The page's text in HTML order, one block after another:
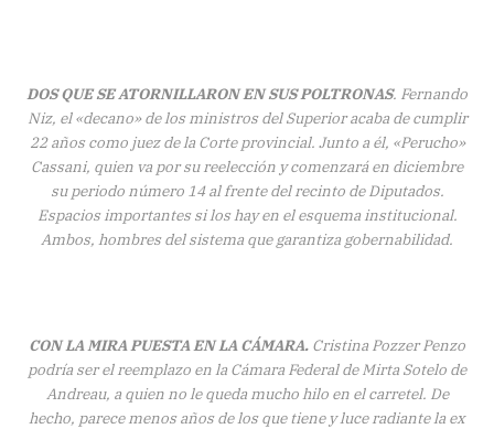
DOS QUE SE ATORNILLARON EN SUS POLTRONAS. Fernando
Niz, el «decano» de los ministros del Superior acaba de cumplir
22 años como juez de la Corte provincial. Junto a él, «Perucho»
Cassani, quien va por su reelección y comenzará en diciembre
su periodo número 14 al frente del recinto de Diputados.
Espacios importantes si los hay en el esquema institucional.
Ambos, hombres del sistema que garantiza gobernabilidad.
CON LA MIRA PUESTA EN LA CÁMARA. Cristina Pozzer Penzo
podría ser el reemplazo en la Cámara Federal de Mirta Sotelo de
Andreau, a quien no le queda mucho hilo en el carretel. De
hecho, parece menos años de los que tiene y luce radiante la ex